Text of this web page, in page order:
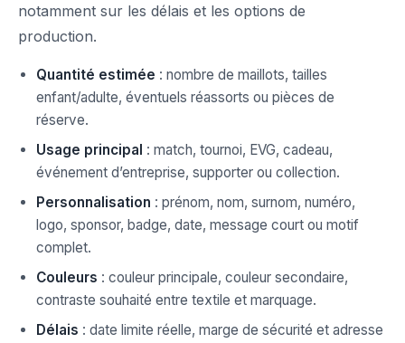
notamment sur les délais et les options de
production.
Quantité estimée : nombre de maillots, tailles
enfant/adulte, éventuels réassorts ou pièces de
réserve.
Usage principal : match, tournoi, EVG, cadeau,
événement d’entreprise, supporter ou collection.
Personnalisation : prénom, nom, surnom, numéro,
logo, sponsor, badge, date, message court ou motif
complet.
Couleurs : couleur principale, couleur secondaire,
contraste souhaité entre textile et marquage.
Délais : date limite réelle, marge de sécurité et adresse